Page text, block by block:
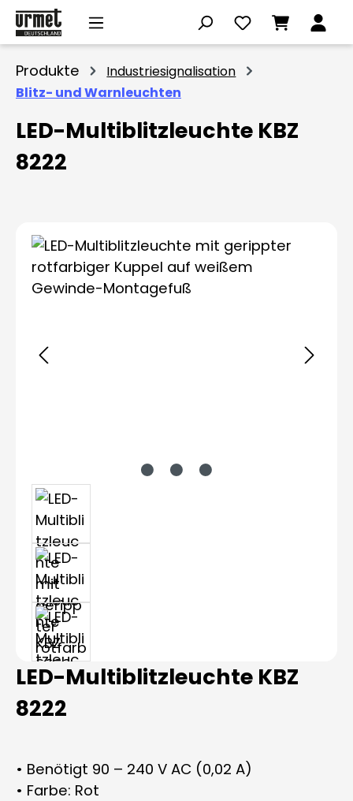
Zum Hauptinhalt springen
Produkte
Industriesignalisation
Blitz- und Warnleuchten
LED-Multiblitzleuchte KBZ
8222
Bildergalerie überspringen
LED-Multiblitzleuchte KBZ
8222
• Benötigt 90 – 240 V AC (0,02 A)
• Farbe: Rot